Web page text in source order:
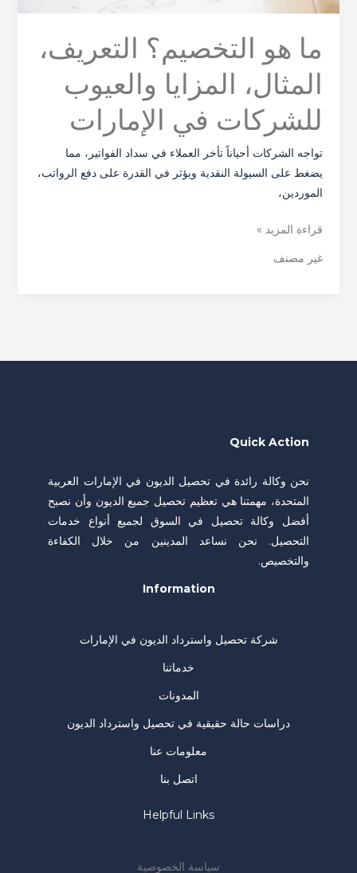
ما هو التخصيم؟ التعريف،
المثال، المزايا والعيوب
للشركات في الإمارات
تواجه الشركات أحياناً تأخر العملاء في سداد الفواتير، مما
يضغط على السيولة النقدية ويؤثر في القدرة على دفع الرواتب،
الموردين،
قراءة المزيد »
غير مصنف
Quick Action
نحن وكالة رائدة في تحصيل الديون في الإمارات العربية
المتحدة، مهمتنا هي تعظيم تحصيل جميع الديون وأن نصبح
أفضل وكالة تحصيل في السوق لجميع أنواع خدمات
التحصيل. نحن نساعد المدينين من خلال الكفاءة
والتخصيص.
Information
شركة تحصيل واسترداد الديون في الإمارات
خدماتنا
المدونات
دراسات حالة حقيقية في تحصيل واسترداد الديون
معلومات عنا
اتصل بنا
Helpful Links
سياسة الخصوصية